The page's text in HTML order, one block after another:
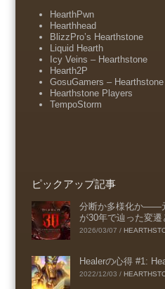
HearthPwn
Hearthhead
BlizzPro’s Hearthstone
Liquid Hearth
Icy Veins – Hearthstone
Hearth2P
GosuGamers – Hearthstone
Hearthstone Players
TempoStorm
ピックアップ記事
分断か多様化か――
が30年で辿った変遷
2026/03/07 /
Healerの心得 #1:
2022/12/03 /